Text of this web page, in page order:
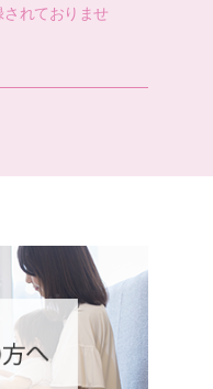
れておりませ